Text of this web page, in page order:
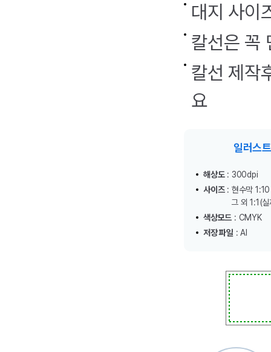
대지 사이
칼선은 꼭
칼선 제작
요
일러스
해상도: 300dpi
사이즈: 현수막 1:10
그 외 1:1(실
색상모드 : CMYK
저장 파일 : AI